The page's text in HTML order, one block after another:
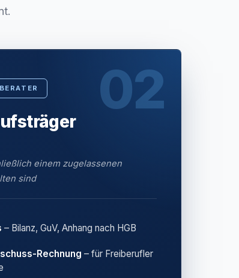
02
einem zugelassenen
sind
– Bilanz, GuV, Anhang nach HGB
Rechnung – für Freiberufler